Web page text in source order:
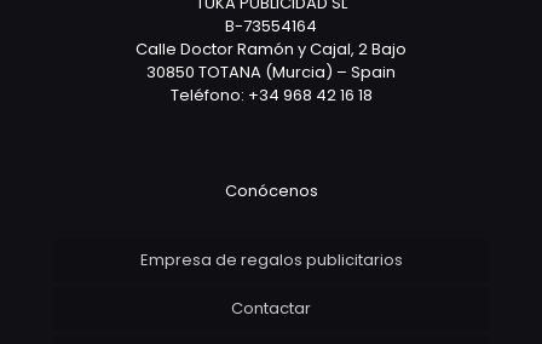
B-73554164
Calle Doctor Ramón y Cajal, 2 Bajo
30850 TOTANA (Murcia) – Spain
Teléfono: +34 968 42 16 18
Conócenos
Empresa de regalos publicitarios
Contactar